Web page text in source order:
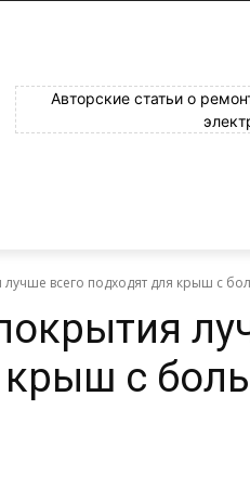
Авторские статьи о
лучше всего подходят для крыш с
крыш с